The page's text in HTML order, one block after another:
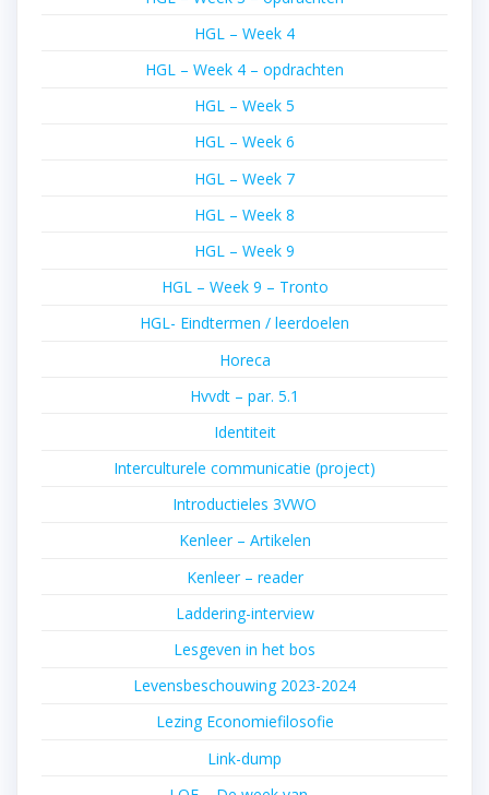
HGL – Week 4
HGL – Week 4 – opdrachten
HGL – Week 5
HGL – Week 6
HGL – Week 7
HGL – Week 8
HGL – Week 9
HGL – Week 9 – Tronto
HGL- Eindtermen / leerdoelen
Horeca
Hvvdt – par. 5.1
Identiteit
Interculturele communicatie (project)
Introductieles 3VWO
Kenleer – Artikelen
Kenleer – reader
Laddering-interview
Lesgeven in het bos
Levensbeschouwing 2023-2024
Lezing Economiefilosofie
Link-dump